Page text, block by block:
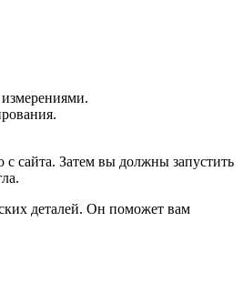
сайта. Затем вы должны запустить
деталей. Он поможет вам